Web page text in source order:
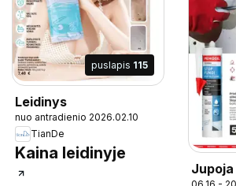
puslapis 115
Leidinys
nuo antradienio 2026.02.10
TianDe
Kaina leidinyje